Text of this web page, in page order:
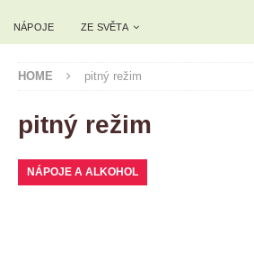
NÁPOJE ZE SVĚTA
HOME pitný režim
pitný režim
NÁPOJE A ALKOHOL